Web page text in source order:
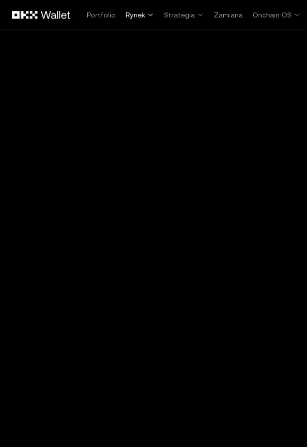
Portfolio
Rynek Strategia Zamiana Onchain OS